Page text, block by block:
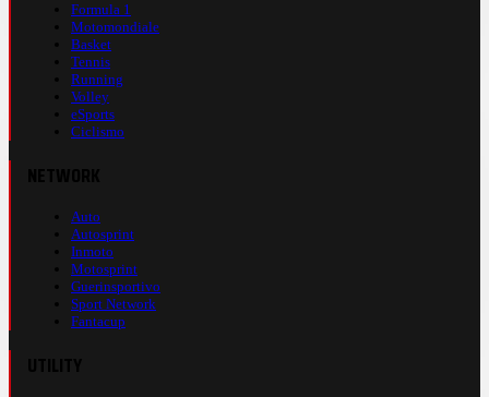
Formula 1
Motomondiale
Basket
Tennis
Running
Volley
eSports
Ciclismo
Auto
Autosprint
Inmoto
Motosprint
Guerinsportivo
Sport Network
Fantacup